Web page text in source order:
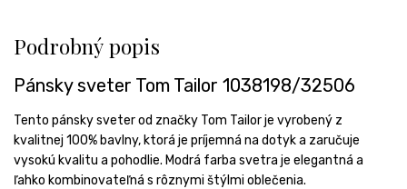
Podrobný popis
Pánsky sveter Tom Tailor 1038198/32506
Tento pánsky sveter od značky Tom Tailor je vyrobený z
kvalitnej 100% bavlny, ktorá je príjemná na dotyk a zaručuje
vysokú kvalitu a pohodlie. Modrá farba svetra je elegantná a
ľahko kombinovateľná s rôznymi štýlmi oblečenia.